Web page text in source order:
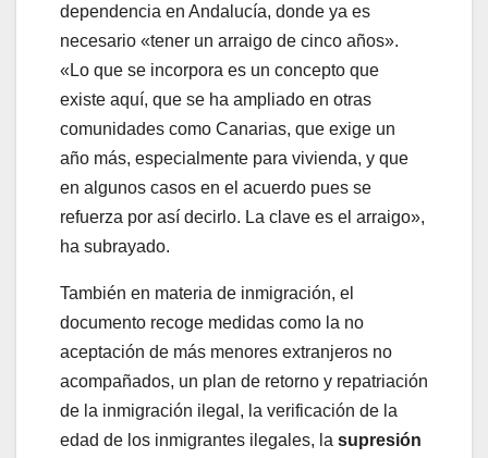
dependencia en Andalucía, donde ya es
necesario «tener un arraigo de cinco años».
«Lo que se incorpora es un concepto que
existe aquí, que se ha ampliado en otras
comunidades como Canarias, que exige un
año más, especialmente para vivienda, y que
en algunos casos en el acuerdo pues se
refuerza por así decirlo. La clave es el arraigo»,
ha subrayado.
También en materia de inmigración, el
documento recoge medidas como la no
aceptación de más menores extranjeros no
acompañados, un plan de retorno y repatriación
de la inmigración ilegal, la verificación de la
edad de los inmigrantes ilegales, la supresión